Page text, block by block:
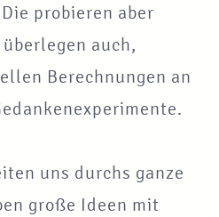
probieren aber
auch,
Berechnungen an
uns durchs ganze
große Ideen mit